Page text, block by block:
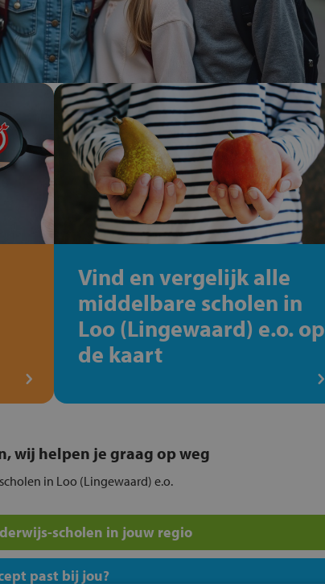
Vind en vergelijk alle
middelbare scholen in
Loo (Lingewaard) e.o. op
de kaart
wij helpen je graag op weg
in Loo (Lingewaard) e.o.
scholen in jouw regio
past bij jou?